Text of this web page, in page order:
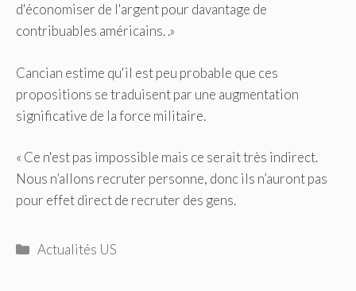
d'économiser de l'argent pour davantage de
contribuables américains. .»
Cancian estime qu'il est peu probable que ces
propositions se traduisent par une augmentation
significative de la force militaire.
« Ce n'est pas impossible mais ce serait très indirect.
Nous n’allons recruter personne, donc ils n’auront pas
pour effet direct de recruter des gens.
Catégories
Actualités US